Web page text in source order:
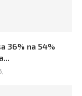
36% na 54%